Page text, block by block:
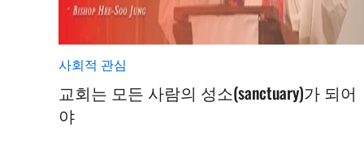
사회적 관심
교회는 모든 사람의 성소(sanctuary)가 되어
야